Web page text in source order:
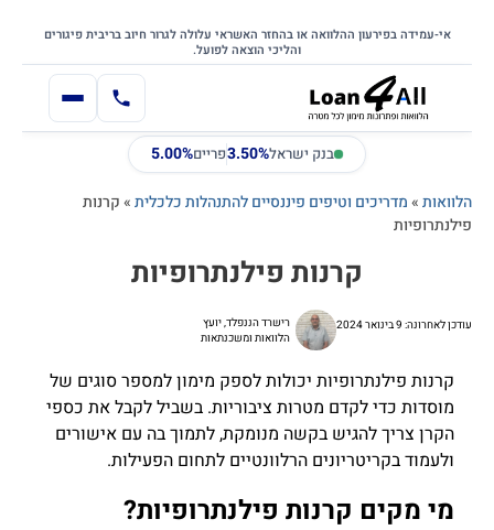
לתוכן
דלג לתוכן הראשי
אי-עמידה בפירעון ההלוואה או בהחזר האשראי עלולה לגרור חיוב בריבית פיגורים
והליכי הוצאה לפועל.
בנק ישראל3.50%פריים5.00%
הלוואות»מדריכים וטיפים פיננסיים להתנהלות כלכלית»קרנות
פילנתרופיות
קרנות פילנתרופיות
עודכן לאחרונה: 9 בינואר 2024
רישרד הננפלד, יועץ
הלוואות ומשכנתאות
קרנות פילנתרופיות יכולות לספק מימון למספר סוגים של
מוסדות כדי לקדם מטרות ציבוריות. בשביל לקבל את כספי
הקרן צריך להגיש בקשה מנומקת, לתמוך בה עם אישורים
ולעמוד בקריטריונים הרלוונטיים לתחום הפעילות.
מי מקים קרנות פילנתרופיות?